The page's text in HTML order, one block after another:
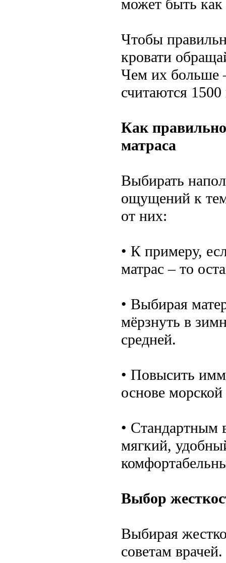
может быть
Чтобы
кровати
Чем их больше
считаются
Как
матраса
Выбирать
ощущений к
от них:
• К примеру,
матрас – то
• Выбирая
мёрзнуть в
средней.
• Повысить
основе
• Стандартным
мягкий,
Выбор
Выбирая
советам